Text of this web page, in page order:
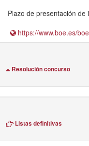
Plazo de presentación
https://www.boe.es/
Resolución concurso
Listas definitivas